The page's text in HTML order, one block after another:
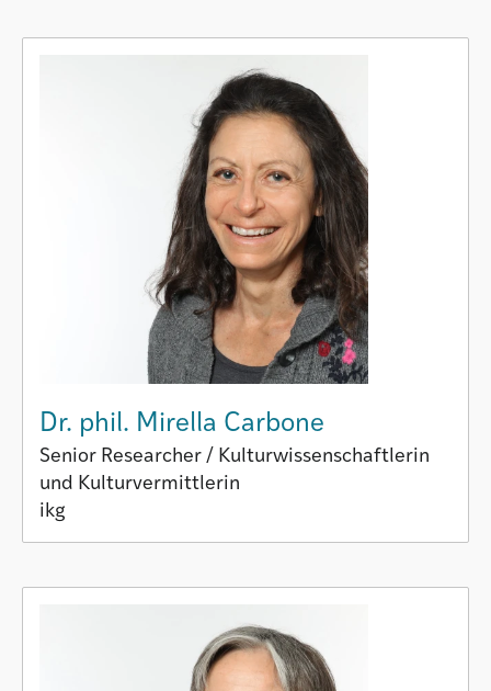
Dr. phil. Mirella Carbone
Senior Researcher / Kulturwissenschaftlerin
und Kulturvermittlerin
ikg